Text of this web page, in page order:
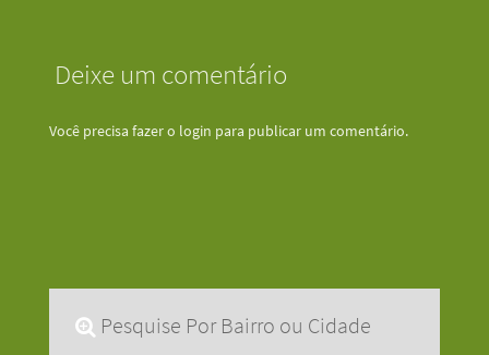
Deixe um comentário
Você precisa fazer o login para publicar um comentário.
Pesquise Por Bairro ou Cidade